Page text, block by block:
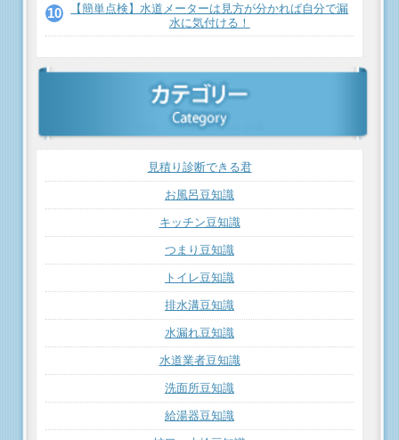
【簡単点検】水道メーターは見方が分かれば自分で漏
水に気付ける！
見積り診断できる君
お風呂豆知識
キッチン豆知識
つまり豆知識
トイレ豆知識
排水溝豆知識
水漏れ豆知識
水道業者豆知識
洗面所豆知識
給湯器豆知識